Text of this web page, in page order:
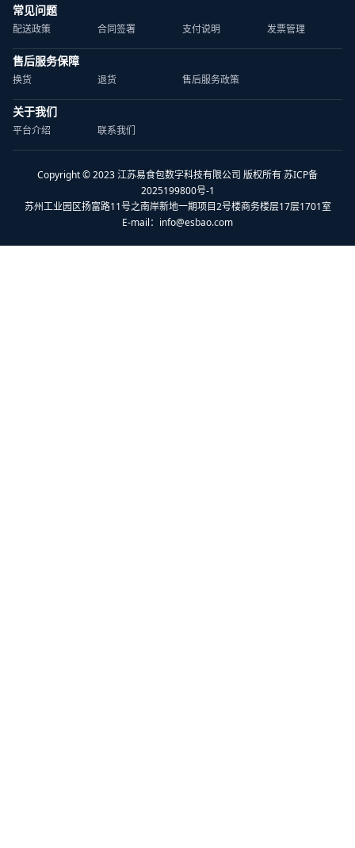
常见问题
配送政策 合同签署 支付说明 发票管理
售后服务保障
换货 退货 售后服务政策
关于我们
平台介绍 联系我们
Copyright © 2023 江苏易食包数字科技有限公司 版权所有 苏ICP备
2025199800号-1
苏州工业园区扬富路11号之南岸新地一期项目2号楼商务楼层17层1701室
E-mail： info@esbao.com